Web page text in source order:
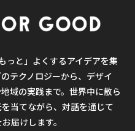
っと」よくするアイデアを集
テクノロジーから、デザイ
域の実践まで。世界中に散ら
当てながら、対話を通じて
届けします。